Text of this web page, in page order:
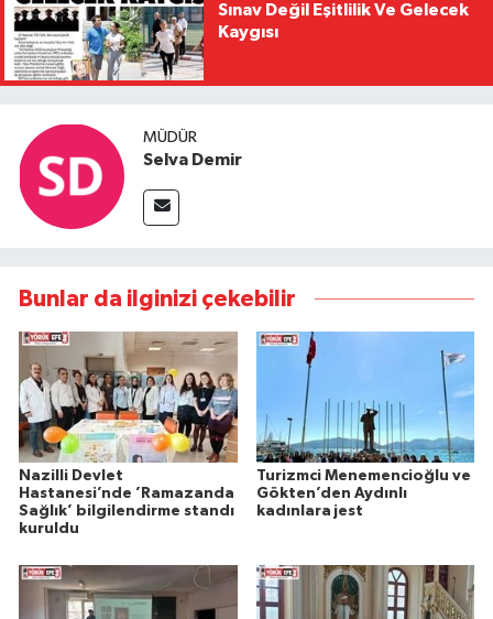
Sınav Değil Eşitlilik Ve Gelecek
Kaygısı
MÜDÜR
Selva Demir
Bunlar da ilginizi çekebilir
Nazilli Devlet
Hastanesi’nde ’Ramazanda
Sağlık’ bilgilendirme standı
kuruldu
Turizmci Menemencioğlu ve
Gökten’den Aydınlı
kadınlara jest